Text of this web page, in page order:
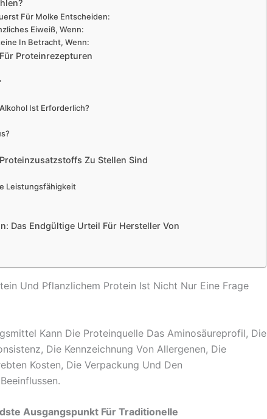
Für Molke Entscheiden:
Eiweiß, Wenn:
In Betracht, Wenn:
Proteinrezepturen
Ist Erforderlich?
Zu Stellen Sind
Leistungsfähigkeit
Das Endgültige Urteil Für Hersteller Von
Und Pflanzlichem Protein Ist Nicht Nur Eine Frage
Kann Die Proteinquelle Das Aminosäureprofil, Die
Die Kennzeichnung Von Allergenen, Die
Kosten, Die Verpackung Und Den
Ausgangspunkt Für Traditionelle